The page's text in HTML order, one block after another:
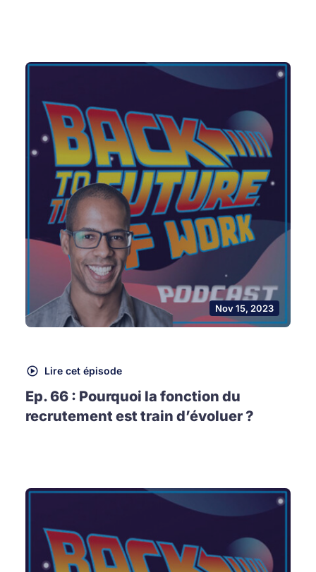
Nov 15, 2023
Lire cet épisode
Ep. 66 : Pourquoi la fonction du
recrutement est train d’évoluer ?